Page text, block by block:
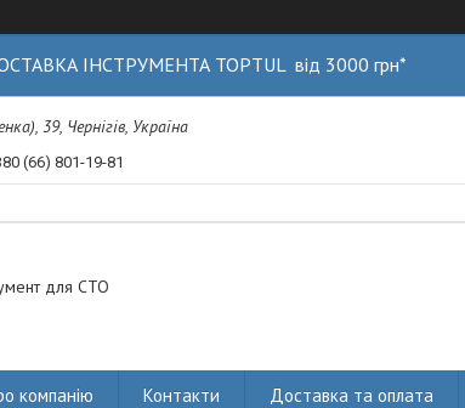
ІНСТРУМЕНТА TOPTUL від 3000 грн*
39, Чернігів, Україна
(66) 801-19-81
для СТО
компанію Контакти Доставка та оплата